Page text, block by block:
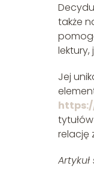
także
Jej
relację